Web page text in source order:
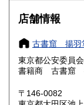
大阪府
奈良県
鳥取県
岡山県
店舗情報
古書窟 揚羽
東京都公安委員
書籍商 古書窟
〒146-0082